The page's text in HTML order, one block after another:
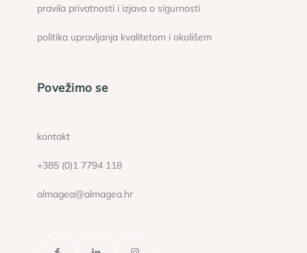
pravila privatnosti i izjava o sigurnosti
politika upravljanja kvalitetom i okolišem
Povežimo se
kontakt
+385 (0)1 7794 118
almagea@almagea.hr